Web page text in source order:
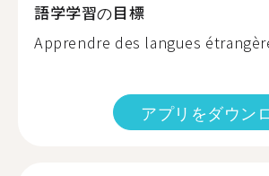
語学学習の目標
Apprendre des langues
アプリをダウン